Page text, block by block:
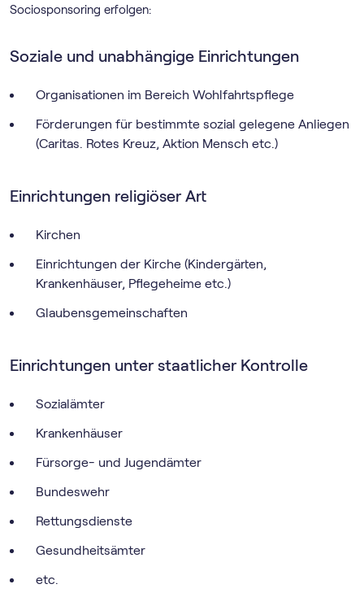
Sociosponsoring erfolgen:
Soziale und unabhängige Einrichtungen
Organisationen im Bereich Wohlfahrtspflege
Förderungen für bestimmte sozial gelegene Anliegen
(Caritas. Rotes Kreuz, Aktion Mensch etc.)
Einrichtungen religiöser Art
Kirchen
Einrichtungen der Kirche (Kindergärten,
Krankenhäuser, Pflegeheime etc.)
Glaubensgemeinschaften
Einrichtungen unter staatlicher Kontrolle
Sozialämter
Krankenhäuser
Fürsorge- und Jugendämter
Bundeswehr
Rettungsdienste
Gesundheitsämter
etc.